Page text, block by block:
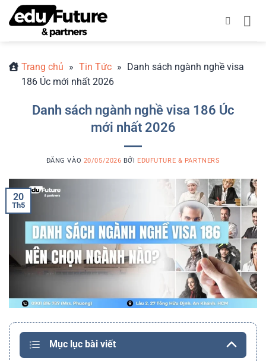
qua
Trang chủ » Tin Tức » Danh sách ngành nghề visa
186 Úc mới nhất 2026
Danh sách ngành nghề visa 186 Úc
mới nhất 2026
ĐĂNG VÀO 20/05/2026 BỞI EDUFUTURE & PARTNERS
20
Th5
Mục lục bài viết